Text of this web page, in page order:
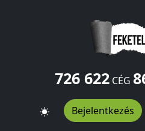
726 622CÉG
Bejelentkezés